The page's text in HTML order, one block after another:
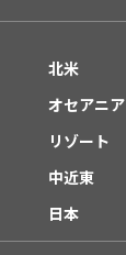
北米
オセアニア
リゾート
中近東
日本